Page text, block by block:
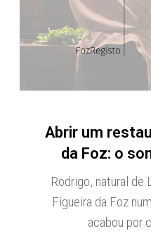
Abrir um
da Foz: o
Rodrigo, natural de
Figueira da Foz
acabou por